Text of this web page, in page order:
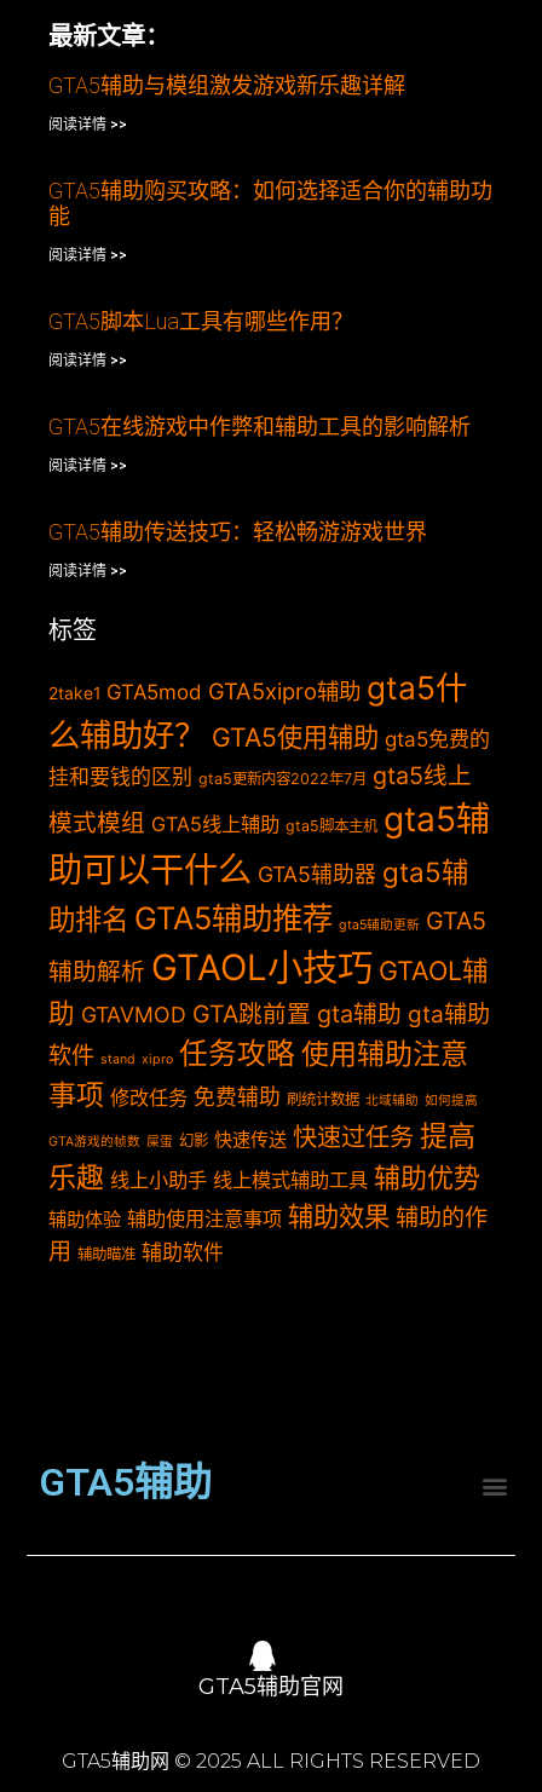
最新文章：
GTA5辅助与模组激发游戏新乐趣详解
阅读详情 >>
GTA5辅助购买攻略：如何选择适合你的辅助功
能
阅读详情 >>
GTA5脚本Lua工具有哪些作用？
阅读详情 >>
GTA5在线游戏中作弊和辅助工具的影响解析
阅读详情 >>
GTA5辅助传送技巧：轻松畅游游戏世界
阅读详情 >>
标签
2take1 GTA5mod GTA5xipro辅助 gta5什
么辅助好？
GTA5使用辅助 gta5免费的
挂和要钱的区别
gta5更新内容2022年7月 gta5线上
模式模组 GTA5线上辅助 gta5脚本主机 gta5辅
助可以干什么 GTA5辅助器 gta5辅
助排名 GTA5辅助推荐 gta5辅助更新 GTA5
辅助解析 GTAOL小技巧 GTAOL辅
助 GTAVMOD GTA跳前置 gta辅助 gta辅助
软件 stand xipro 任务攻略 使用辅助注意
事项 修改任务 免费辅助 刷统计数据 北域辅助 如何提高
GTA游戏的帧数 屎蛋 幻影 快速传送 快速过任务 提高
乐趣 线上小助手 线上模式辅助工具 辅助优势
辅助体验 辅助使用注意事项 辅助效果 辅助的作
用 辅助瞄准 辅助软件
GTA5辅助
GTA5辅助官网
GTA5辅助网 © 2025 ALL RIGHTS RESERVED